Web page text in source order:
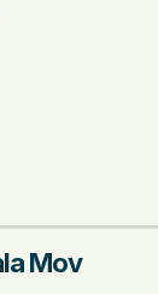
Mov